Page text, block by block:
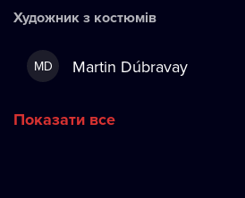
Художник з костюмів
MD Martin Dúbravay
Показати все